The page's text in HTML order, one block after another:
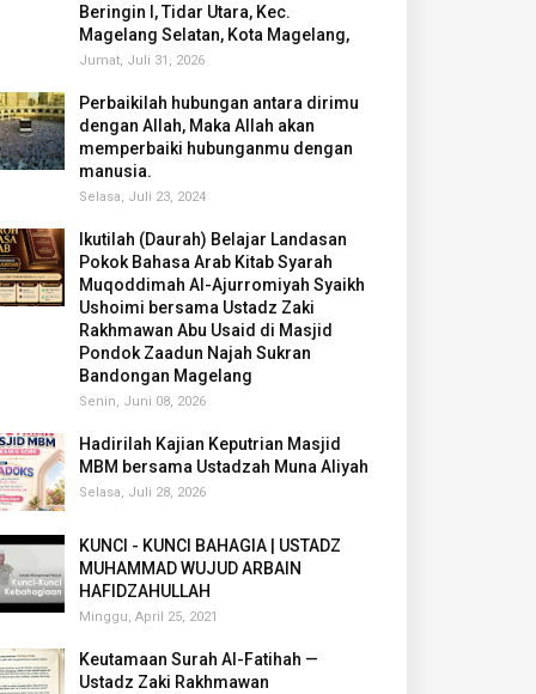
Beringin I, Tidar Utara, Kec.
Magelang Selatan, Kota Magelang,
Jumat, Juli 31, 2026
Perbaikilah hubungan antara dirimu
dengan Allah, Maka Allah akan
memperbaiki hubunganmu dengan
manusia.
Selasa, Juli 23, 2024
Ikutilah (Daurah) Belajar Landasan
Pokok Bahasa Arab Kitab Syarah
Muqoddimah Al-Ajurromiyah Syaikh
Ushoimi bersama Ustadz Zaki
Rakhmawan Abu Usaid di Masjid
Pondok Zaadun Najah Sukran
Bandongan Magelang
Senin, Juni 08, 2026
Hadirilah Kajian Keputrian Masjid
MBM bersama Ustadzah Muna Aliyah
Selasa, Juli 28, 2026
KUNCI - KUNCI BAHAGIA | USTADZ
MUHAMMAD WUJUD ARBAIN
HAFIDZAHULLAH
Minggu, April 25, 2021
Keutamaan Surah Al-Fatihah —
Ustadz Zaki Rakhmawan